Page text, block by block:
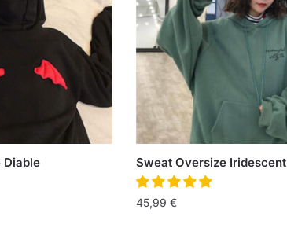
Diable Sweat Oversize Iridescent
45,99 €